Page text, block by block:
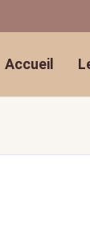
Accueil